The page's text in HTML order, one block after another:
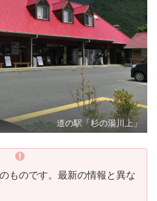
道の駅「杉の湯川上」
ものです。最新の情報と異な